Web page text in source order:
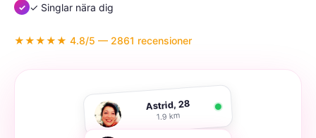
✓ Singlar nära dig
★★★★★ 4.8/5 — 2861 recensioner
Astrid, 28
1.9 km